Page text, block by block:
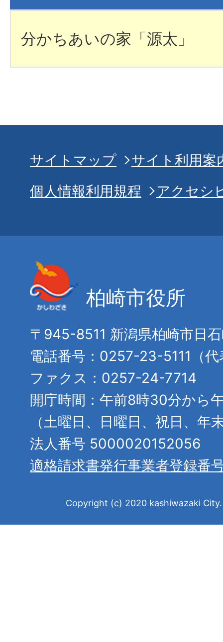
分かちあいの家「源太」
サイトマップ
サイト利用案
個人情報利用規程
アクセシ
柏崎市役所
〒945-8511 新潟県柏崎市日
電話番号：0257-23-5111（代
ファクス：0257-24-7714
開庁時間：午前8時30分から
（土曜日、日曜日、祝日、年
法人番号 5000020152056
適格請求書発行事業者登録番
Copyright (c) 2020 kashiwazaki